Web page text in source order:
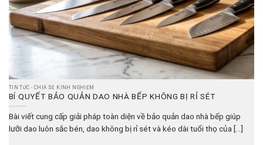
TIN TỨC - CHIA SẺ KINH NGHIỆM
BÍ QUYẾT BẢO QUẢN DAO NHÀ BẾP KHÔNG BỊ RỈ SÉT
Bài viết cung cấp giải pháp toàn diện về bảo quản dao nhà bếp giúp
lưỡi dao luôn sắc bén, dao không bị rỉ sét và kéo dài tuổi thọ của [...]